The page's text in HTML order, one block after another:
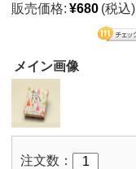
販売価格: ¥680 (税込)
メイン画像
注文数：